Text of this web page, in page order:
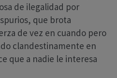
de ilegalidad por
que brota
de vez en cuando pero
clandestinamente en
que a nadie le interesa